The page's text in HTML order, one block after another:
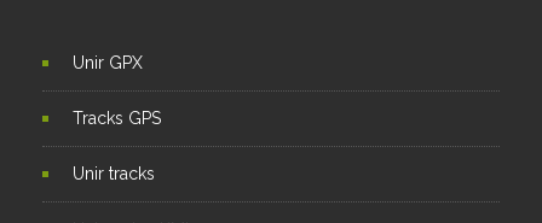
Unir GPX
Tracks GPS
Unir tracks